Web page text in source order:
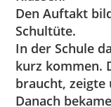
Den Auftakt
Schultüte.
In der Schule
kurz kommen.
braucht, zeigte
Danach